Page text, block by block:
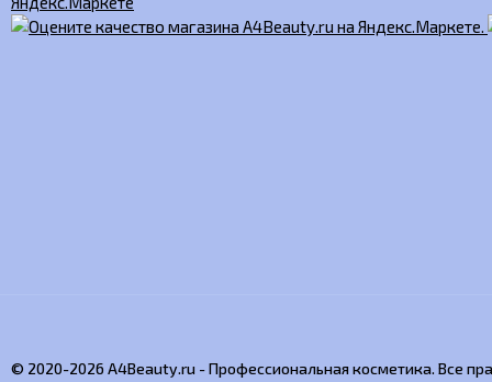
© 2020-2026 A4Beauty.ru - Профессиональная косметика. Все